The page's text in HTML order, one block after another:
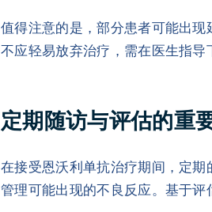
值得注意的是，部分患者可能出
不应轻易放弃治疗，需在医生指导
定期随访与评估的重
在接受恩沃利单抗治疗期间，定
管理可能出现的不良反应。基于评